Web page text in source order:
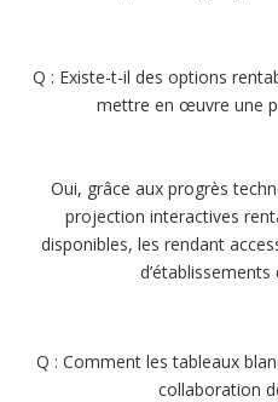
Q : Existe-t-il des options
mettre en œuvre une
Oui, grâce aux progrès
projection interactives
disponibles, les rendant
d’établissements
Q : Comment les tableaux
collaboration